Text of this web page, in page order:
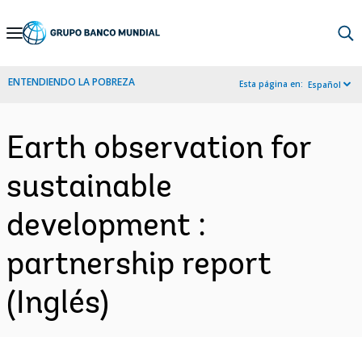
Skip
Navigation
ENTENDIENDO LA POBREZA Esta página en: Español
Earth observation for
sustainable
development :
partnership report
(Inglés)